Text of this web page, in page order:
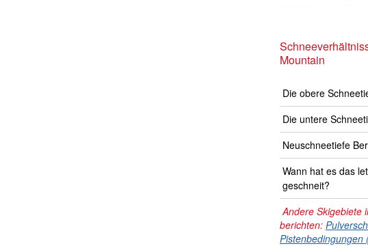
Mountain
Die obere
Die untere
Neuschneetiefe
Wann hat es das
geschneit?
Andere Skigebiete
berichten:
Pistenbedingungen